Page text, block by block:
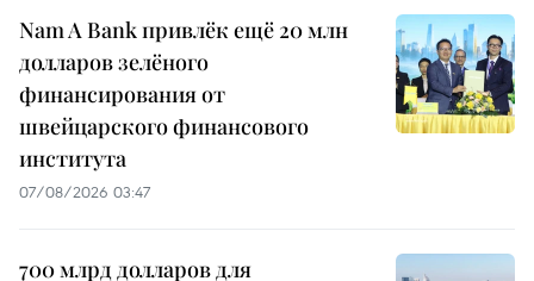
Nam A Bank привлёк ещё 20 млн
долларов зелёного
финансирования от
швейцарского финансового
института
07/08/2026 03:47
700 млрд долларов для